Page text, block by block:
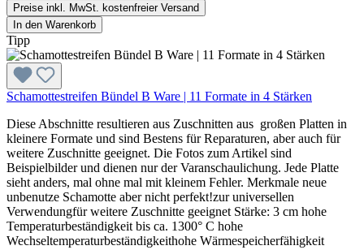
Preise inkl. MwSt. kostenfreier Versand
In den Warenkorb
Tipp
Schamottestreifen Bündel B Ware | 11 Formate in 4 Stärken
Diese Abschnitte resultieren aus Zuschnitten aus großen Platten in
kleinere Formate und sind Bestens für Reparaturen, aber auch für
weitere Zuschnitte geeignet. Die Fotos zum Artikel sind
Beispielbilder und dienen nur der Varanschaulichung. Jede Platte
sieht anders, mal ohne mal mit kleinem Fehler. Merkmale neue
unbenutze Schamotte aber nicht perfekt!zur universellen
Verwendungfür weitere Zuschnitte geeignet Stärke: 3 cm hohe
Temperaturbeständigkeit bis ca. 1300° C hohe
Wechseltemperaturbeständigkeithohe Wärmespeicherfähigkeit